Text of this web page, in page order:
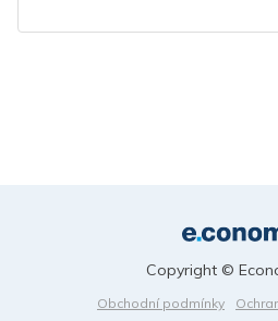
Obchodní podmínky
Copyright ©